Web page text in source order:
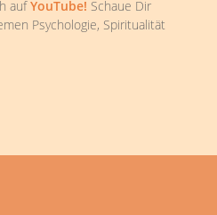
aufYouTube! Schaue Dir
Psychologie, Spiritualität